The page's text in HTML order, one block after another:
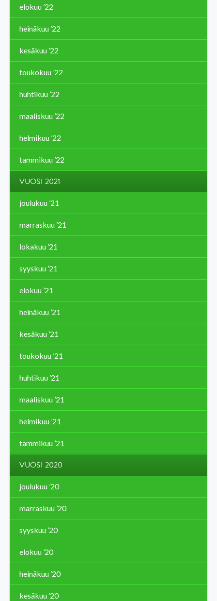
elokuu ’22
heinäkuu ’22
kesäkuu ’22
toukokuu ’22
huhtikuu ’22
maaliskuu ’22
helmikuu ’22
tammikuu ’22
VUOSI 2021
joulukuu ’21
marraskuu ’21
lokakuu ’21
syyskuu ’21
elokuu ’21
heinäkuu ’21
kesäkuu ’21
toukokuu ’21
huhtikuu ’21
maaliskuu ’21
helmikuu ’21
tammikuu ’21
VUOSI 2020
joulukuu ’20
marraskuu ’20
syyskuu ’20
elokuu ’20
heinäkuu ’20
kesäkuu ’20